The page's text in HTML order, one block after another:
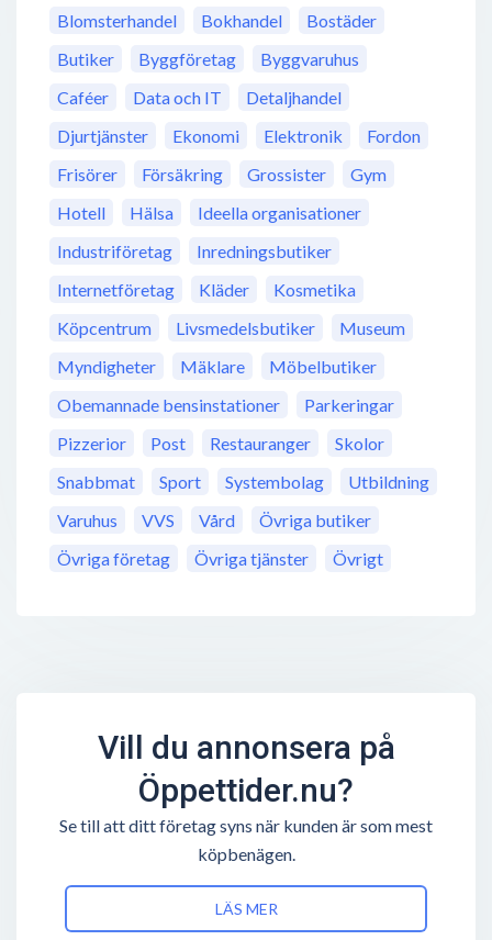
Blomsterhandel
Bokhandel
Bostäder
Butiker
Byggföretag
Byggvaruhus
Caféer
Data och IT
Detaljhandel
Djurtjänster
Ekonomi Elektronik
Fordon
Frisörer
Försäkring Grossister
Gym
Hotell
Hälsa
Ideella organisationer
Industriföretag
Inredningsbutiker
Internetföretag
Kläder
Kosmetika
Köpcentrum
Livsmedelsbutiker
Museum
Myndigheter
Mäklare
Möbelbutiker
Obemannade bensinstationer
Parkeringar
Pizzerior
Post Restauranger
Skolor
Snabbmat
Sport Systembolag
Utbildning
Varuhus
VVS Vård
Övriga butiker
Övriga företag
Övriga tjänster Övrigt
Vill du annonsera på
Öppettider.nu?
Se till att ditt företag syns när kunden är som mest
köpbenägen.
LÄS MER